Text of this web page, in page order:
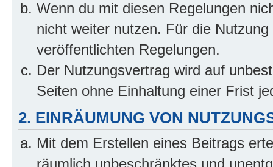
Wenn du mit diesen Regelungen
nicht weiter nutzen. Für die
veröffentlichten Regelungen.
Der Nutzungsvertrag wird auf
Seiten ohne Einhaltung einer Frist
2. EINRÄUMUNG VON
Mit dem Erstellen eines Beitrags
räumlich unbeschränktes und